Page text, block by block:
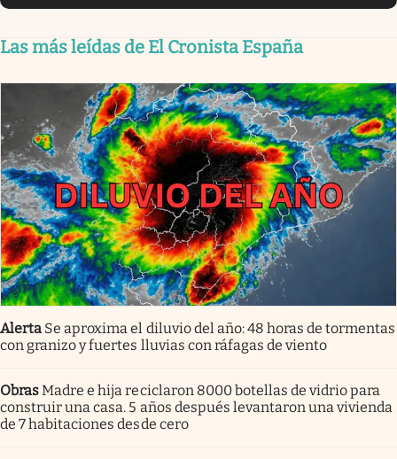
Las más leídas de El Cronista España
Alerta Se aproxima el diluvio del año: 48 horas de tormentas
con granizo y fuertes lluvias con ráfagas de viento
ObrasMadre e hija reciclaron 8000 botellas de vidrio para
construir una casa. 5 años después levantaron una vivienda
de 7 habitaciones desde cero